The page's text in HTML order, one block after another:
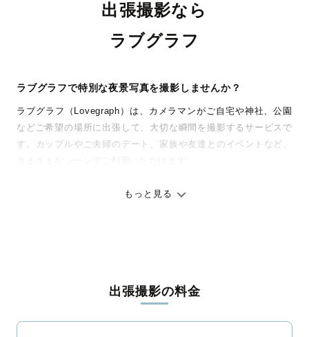
出張撮影なら
ラブグラフ
ラブグラフで特別な夜景写真を撮影しませんか？
ラブグラフ（Lovegraph）は、カメラマンがご自宅や神社、公園
などご希望の場所に出張して、大切な瞬間を撮影するサービスで
す。カップルやご夫婦のデート、家族や友達とのイベントなど、
ありのままの空気感を大切に、何十年経っても見返したくなるよ
ィを身につけたプロのカメラマンが全国47都道府県に在籍してい
ます。創業10年のノウハウを活かし、思い出に残る素敵な撮影体
験をお届けします。
もっと見る
出張撮影の料金